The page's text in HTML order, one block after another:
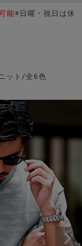
能※日曜・祝日は休
ット/全6色